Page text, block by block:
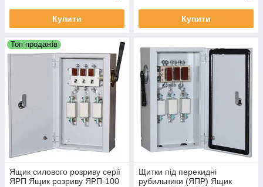
Купити Купити
Топ продажів
Ящик силового розриву серії
ЯРП Ящик розриву ЯРП-100
Щитки під перекидні
рубильники (ЯПР) Ящик